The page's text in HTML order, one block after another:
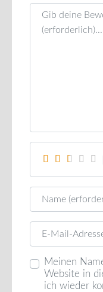
Rezensionstext
Name
E-Mail
Meinen
Website in
ich wieder